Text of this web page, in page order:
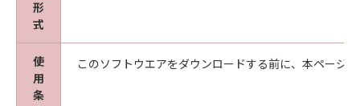
形
式
使
用
条
このソフトウエアをダウンロードする前に、本ページ